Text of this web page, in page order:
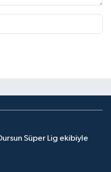
Süper Lig ekibiyle